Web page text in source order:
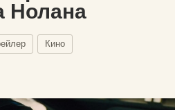
Нолана
Кино